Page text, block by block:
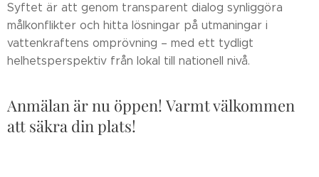
Syftet är att genom transparent dialog synliggöra
målkonflikter och hitta lösningar på utmaningar i
vattenkraftens omprövning – med ett tydligt
helhetsperspektiv från lokal till nationell nivå.
Anmälan är nu öppen! Varmt välkommen
att säkra din plats!